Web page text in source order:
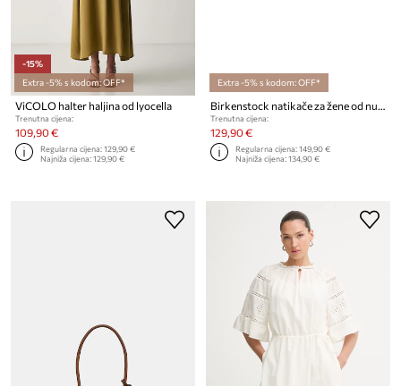
-15%
Extra -5% s kodom: OFF*
ViCOLO halter haljina od lyocella
Trenutna cijena:
109,90 €
Regularna cijena:129,90 €
Najniža cijena:129,90 €
Extra -5% s kodom: OFF*
Birkenstock natikače za žene od nubuka Arizona Big Buckle Nubuck Leather
Trenutna cijena:
129,90 €
Regularna cijena:149,90 €
Najniža cijena:134,90 €